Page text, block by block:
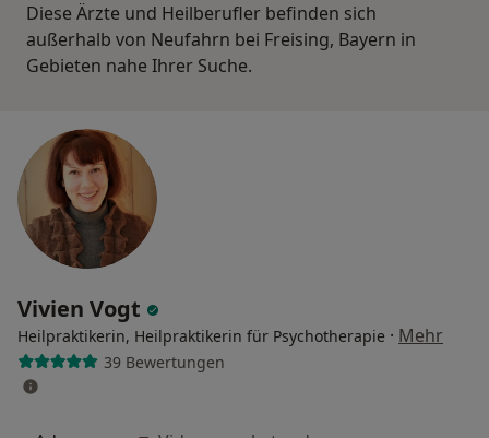
Diese Ärzte und Heilberufler befinden sich
außerhalb von Neufahrn bei Freising, Bayern in
Gebieten nahe Ihrer Suche.
Vivien Vogt
Heilpraktikerin, Heilpraktikerin für Psychotherapie · Mehr
39 Bewertungen